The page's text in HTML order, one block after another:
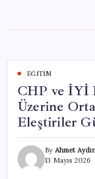
content
EĞITIM
CHP ve İYİ
Üzerine
Eleştiriler
By Ahmet
13 Mayıs 2026